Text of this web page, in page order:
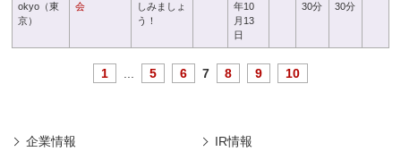
okyo（東
京）
会
しみましょ
う！
年10
月13
日
30分
30分
1 5 6 7 8 9 10
企業情報 IR情報